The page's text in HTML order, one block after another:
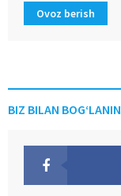
Ovoz berish
BIZ BILAN